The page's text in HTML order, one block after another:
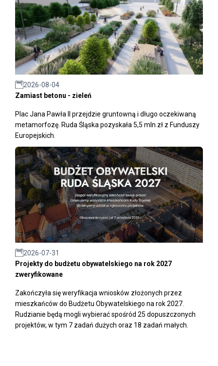
2026-08-04
Zamiast betonu - zieleń
Plac Jana Pawła II przejdzie gruntowną i długo oczekiwaną
metamorfozę. Ruda Śląska pozyskała 5,5 mln zł z Funduszy
Europejskich.
2026-07-31
Projekty do budżetu obywatelskiego na rok 2027
zweryfikowane
Zakończyła się weryfikacja wniosków złożonych przez
mieszkańców do Budżetu Obywatelskiego na rok 2027.
Rudzianie będą mogli wybierać spośród 25 dopuszczonych
projektów, w tym 7 zadań dużych oraz 18 zadań małych.